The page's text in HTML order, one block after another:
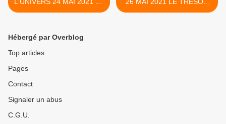
FER A CHEVAL NOUS
PL
ANNONCE L'ABONDANCE
Hébergé par Overblog
Top articles
Pages
Contact
Signaler un abus
C.G.U.